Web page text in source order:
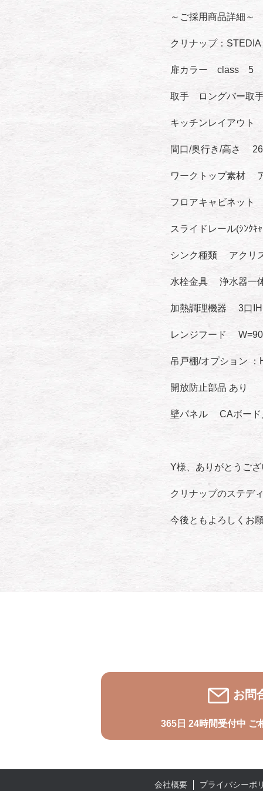
～ご採用商品詳細～
クリナップ：
扉カラー class 5
取手 ロングバー取
キッチンレイアウト
間口/奥行き/高さ
ワークトップ素材
フロアキャビネッ
スライドレール(ｼﾝｸ
シンク種類 アクリ
水栓金具 浄水器一
加熱調理機器 3口
レンジフード
吊戸棚/オプション
開放防止部品 あり
壁パネル CAボード
Y様、ありがとうご
クリナップのステデ
今後ともよろしくお
お問
365日 24時間受付中 ご
会社概要 プライバシーポ